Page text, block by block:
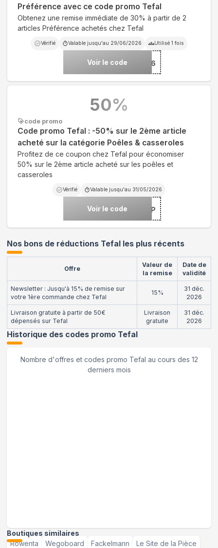
Préférence avec ce code promo Tefal
Obtenez une remise immédiate de 30% à partir de 2
articles Préférence achetés chez Tefal
Vérifié Valable jusqu'au 29/06/2026 Utilisé 1 fois
Voir le code***F626
code promo
Code promo Tefal : -50% sur le 2ème article
acheté sur la catégorie Poêles & casseroles
Profitez de ce coupon chez Tefal pour économiser
50% sur le 2ème article acheté sur les poêles et
casseroles
Vérifié Valable jusqu'au 31/05/2026
Voir le code***X50P
50%
Nos bons de réductions Tefal les plus récents
Offre
Valeur de
la remise
Date de
validité
Newsletter : Jusqu'à 15% de remise sur
votre 1ère commande chez Tefal
15%
31 déc.
2026
Livraison gratuite à partir de 50€
dépensés sur Tefal
Livraison
gratuite
31 déc.
2026
Historique des codes promo Tefal
Nombre d'offres et codes promo Tefal au cours des 12
derniers mois
Boutiques similaires
Rowenta
Wegoboard Fackelmann Le Site de la Pièce